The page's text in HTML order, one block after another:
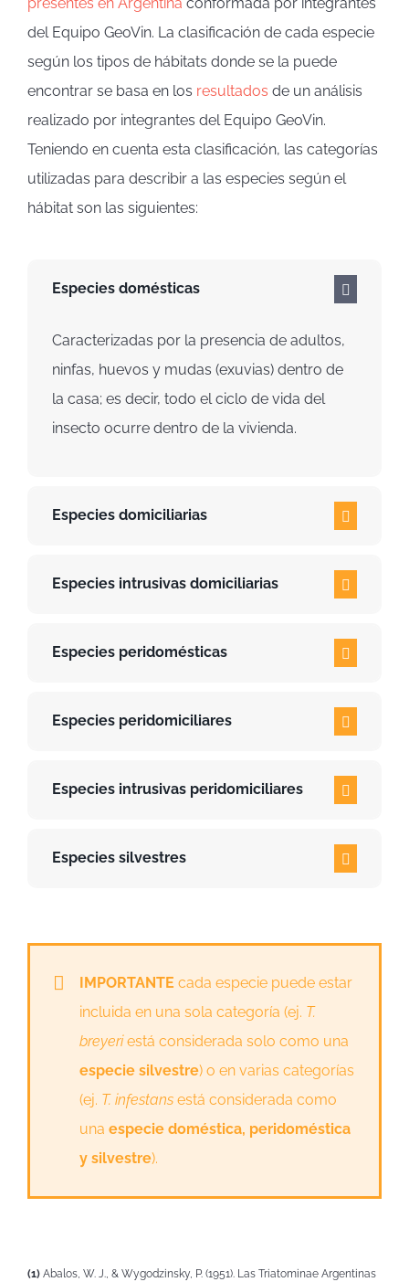
presentes en Argentina conformada por integrantes
del Equipo GeoVin. La clasificación de cada especie
según los tipos de hábitats donde se la puede
encontrar se basa en los resultados de un análisis
realizado por integrantes del Equipo GeoVin.
Teniendo en cuenta esta clasificación, las categorías
utilizadas para describir a las especies según el
hábitat son las siguientes:
Especies domésticas
Caracterizadas por la presencia de adultos,
ninfas, huevos y mudas (exuvias) dentro de
la casa; es decir, todo el ciclo de vida del
insecto ocurre dentro de la vivienda.
Especies domiciliarias
Especies intrusivas domiciliarias
Especies peridomésticas
Especies peridomiciliares
Especies intrusivas peridomiciliares
Especies silvestres
IMPORTANTE cada especie puede estar
incluida en una sola categoría (ej. T.
breyeriestá considerada solo como una
especie silvestre) o en varias categorías
(ej. T. infestans está considerada como
una especie doméstica, peridoméstica
y silvestre).
(1) Abalos, W. J., & Wygodzinsky, P. (1951). Las Triatominae Argentinas